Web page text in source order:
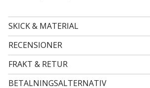
SKICK & MATERIAL
RECENSIONER
FRAKT & RETUR
BETALNINGSALTERNATIV